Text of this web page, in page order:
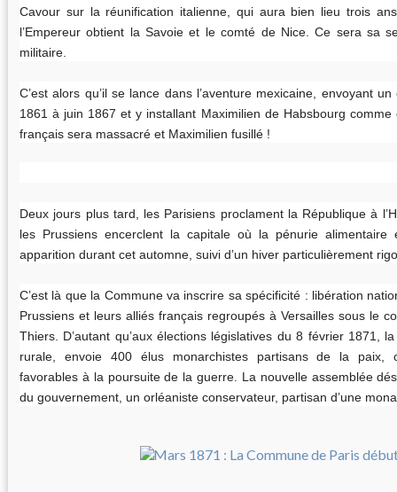
Cavour sur la réunification italienne, qui aura bien lieu trois
l’Empereur obtient la Savoie et le comté de Nice. Ce sera sa
militaire.
C’est alors qu’il se lance dans l’aventure mexicaine, envoyant
1861 à juin 1867 et y installant Maximilien de Habsbourg comme
français sera massacré et Maximilien fusillé !
Deux jours plus tard, les Parisiens proclament la République à
les Prussiens encerclent la capitale où la pénurie
apparition durant cet automne, suivi d’un hiver particulièrement
C’est là que la Commune va inscrire sa spécificité : libération
Prussiens et leurs alliés français regroupés à Versailles sous le
Thiers. D’autant qu’aux élections législatives du 8 février 1871,
rurale, envoie 400 élus monarchistes partisans de la paix,
favorables à la poursuite de la guerre. La nouvelle assemblée
du gouvernement, un orléaniste conservateur, partisan d’une